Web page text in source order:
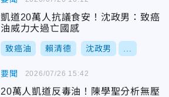
凱道20萬人抗議食安！沈政男：致癌
油威力大過亡國感
致癌油 賴清德 沈政男
要聞
20萬人凱道反毒油！陳學聖分析無壓
2026/07/26 15:42